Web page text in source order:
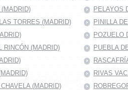
PELAYOS
TORRES (MADRID)
PINILLA
POZUELO
RINCÓN (MADRID)
PUEBLA
RIVAS
(MADRID)